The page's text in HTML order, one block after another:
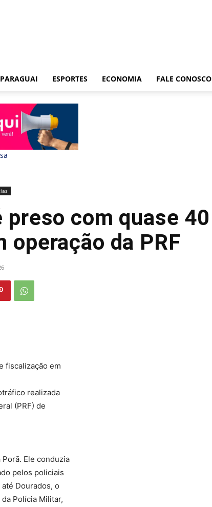
PARAGUAI ESPORTES ECONOMIA FALE CONOSCO
preso com quase 40
operação da PRF
fiscalização em
realizada
(PRF) de
Ele conduzia
pelos policiais
Dourados, o
Polícia Militar,